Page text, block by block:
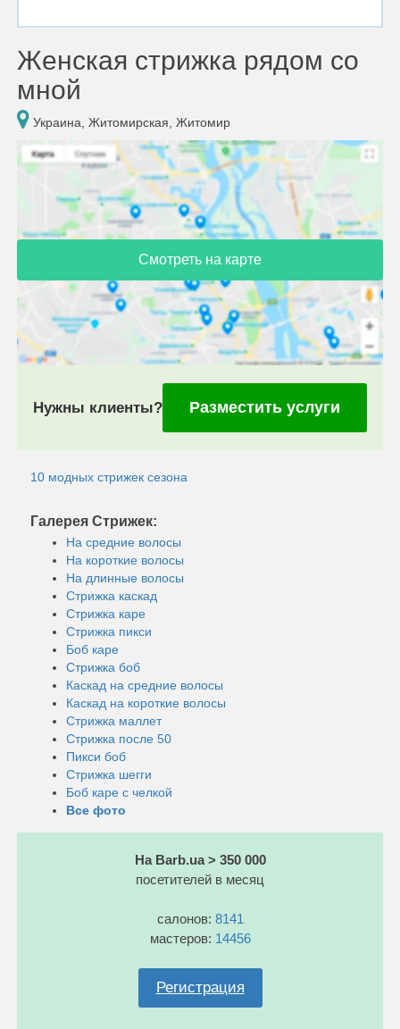
Женская стрижка рядом со
мной
Украина, Житомирская, Житомир
Смотреть на карте
Нужны клиенты? Разместить услуги
10 модных стрижек сезона
Галерея Стрижек:
На средние волосы
На короткие волосы
На длинные волосы
Стрижка каскад
Стрижка каре
Стрижка пикси
Боб каре
Стрижка боб
Каскад на средние волосы
Каскад на короткие волосы
Стрижка маллет
Стрижка после 50
Пикси боб
Стрижка шегги
Боб каре с челкой
Все фото
На Barb.ua > 350 000
посетителей в месяц
салонов: 8141
мастеров: 14456
Регистрация